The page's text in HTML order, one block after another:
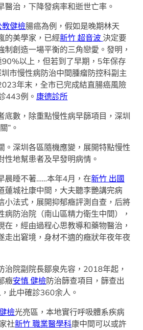
醫治，下降發病率和逝世亡率。
教健檢腸癌為例，假如是晚期林天
的美學家，已經新竹 超音波 決定要
制創造一場平衡的三角戀愛。發明，
以上，但若到了早期，5年保存
市慢性病防治中間腫瘤防控科副主
年末，全市已完成結直腸癌風險
443例。 康德診所
底數，除重點慢性病早篩項目，深圳
”。
。深圳各區隨機應變，展開特點慢性
性地幫患者及早發明病情。
晨睡不著……本年4月，在新竹 出國
蓮城社康中間，大夫聽李艷講完病
小法式，展開抑郁癥評測自查，后將
病防治院（南山區精力衛生中間），
在，經由過程心思教導和藥物醫治，
走出窘境，身材不適的癥狀年夜年夜
治院副院長鄒泉先容，2018年起，
癥安慎 健檢防治篩查項目，篩查出
此中確診360余人。
檢光亮區，本地實行呼吸體系疾病
社新竹 職業醫學科康中間可以或許